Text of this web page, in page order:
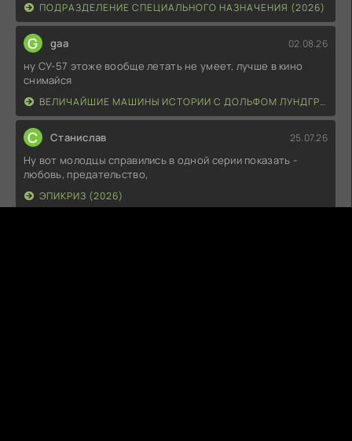
ПОДРАЗДЕЛЕНИЕ СПЕЦИАЛЬНОГО НАЗНАЧЕНИЯ (2026)
G gaa 02.08.26
ну СУ-57 этоже вообще летать не умеет, лучше в кино
снимайся
ВЕЛИЧАЙШИЕ МАШИНЫ ИСТОРИИ С ДОЛЬФОМ ЛУНДГРЕНОМ (2026)
С Станислав 25.07.26
Ну вот молодцы справились в одной серии показать -
любовь, предательство,
ЭПИКРИЗ (2026)